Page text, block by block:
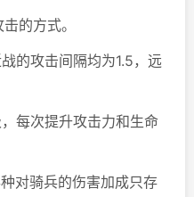
的方式。
攻击间隔均为1.5，远
每次提升攻击力和生命
骑兵的伤害加成只存